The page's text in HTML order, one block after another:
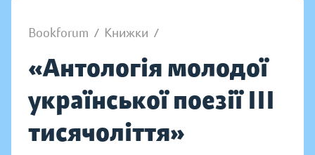
Bookforum / Книжки /
«Антологія молодої
української поезії III
тисячоліття»